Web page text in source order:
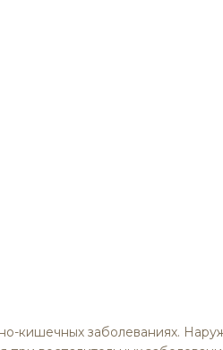
кишечных заболеваниях.